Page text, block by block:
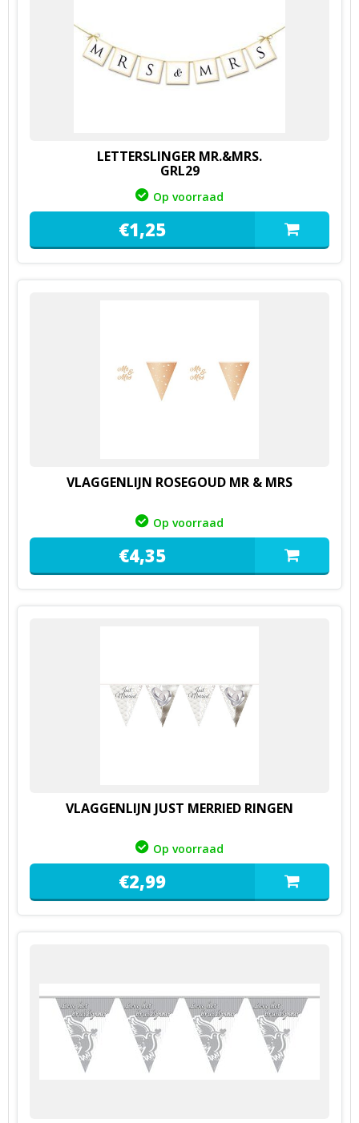
LETTERSLINGER MR.&MRS.
GRL29
Op voorraad
€1,25
VLAGGENLIJN ROSEGOUD MR & MRS
Op voorraad
€4,35
VLAGGENLIJN JUST MERRIED RINGEN
Op voorraad
€2,99